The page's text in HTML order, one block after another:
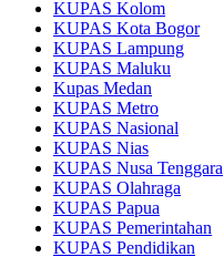
KUPAS Kolom
KUPAS Kota Bogor
KUPAS Lampung
KUPAS Maluku
Kupas Medan
KUPAS Metro
KUPAS Nasional
KUPAS Nias
KUPAS Nusa Tenggara
KUPAS Olahraga
KUPAS Papua
KUPAS Pemerintahan
KUPAS Pendidikan